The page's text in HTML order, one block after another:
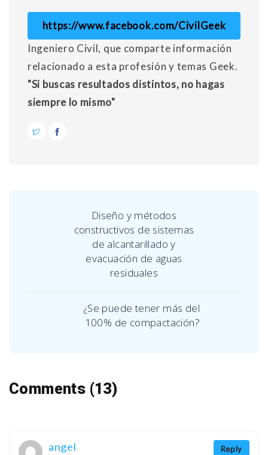
https://www.facebook.com/CivilGeek
Ingeniero Civil, que comparte información
relacionado a esta profesión y temas Geek.
"Si buscas resultados distintos, no hagas
siempre lo mismo"
Diseño y métodos
constructivos de sistemas
de alcantarillado y
evacuación de aguas
residuales
¿Se puede tener más del
100% de compactación?
Comments (13)
Reply
angel